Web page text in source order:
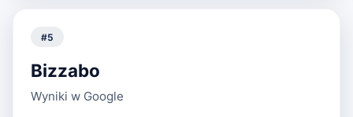
#5
Bizzabo
Wyniki w Google